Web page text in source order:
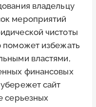
владельцу
мероприятий
чистоты
поможет избежать
властями,
финансовых
сайт
серьезных